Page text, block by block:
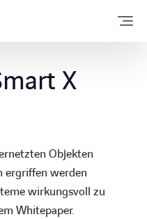
X
Objekten
ergriffen werden
wirkungsvoll zu
Whitepaper.